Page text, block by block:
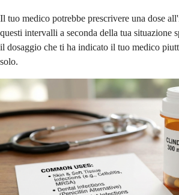
Il tuo medico potrebbe prescrivere una dose
questi intervalli a seconda della tua situazione
il dosaggio che ti ha indicato il tuo medico
solo.